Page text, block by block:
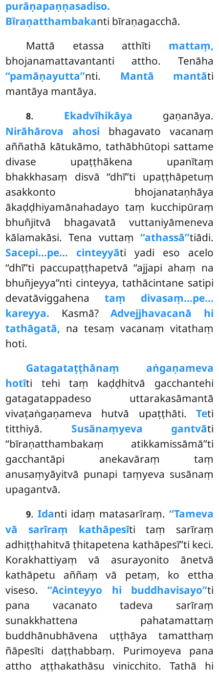
purāṇapaṇṇasadiso.
Bīraṇatthambakanti bīraṇagacchā.
Mattā etassa atthīti mattaṃ,
bhojanamattavantanti attho. Tenāha
‘‘pamāṇayutta’’nti. Mantā mantāti
mantāya mantāya.
8. Ekadvīhikāya gaṇanāya.
Nirāhārova ahosi bhagavato vacanaṃ
aññathā kātukāmo, tathābhūtopi sattame
divase upaṭṭhākena upanītaṃ
bhakkhasaṃ disvā ‘‘dhī’’ti upaṭṭhāpetuṃ
asakkonto bhojanataṇhāya
ākaḍḍhiyamānahadayo taṃ kucchipūraṃ
bhuñjitvā bhagavatā vuttaniyāmeneva
kālamakāsi. Tena vuttaṃ ‘‘athassā’’tiādi.
Sacepi…pe… cinteyyāti yadi eso acelo
‘‘dhī’’ti paccupaṭṭhapetvā ‘‘ajjapi ahaṃ na
bhuñjeyya’’nti cinteyya, tathācintane satipi
devatāviggahena taṃ divasaṃ…pe…
kareyya. Kasmā?Advejjhavacanā hi
tathāgatā, na tesaṃ vacanaṃ vitathaṃ
hoti.
Gatagataṭṭhānaṃ aṅgaṇameva
hotīti tehi taṃ kaḍḍhitvā gacchantehi
gatagatappadeso uttarakasāmantā
vivaṭaṅgaṇameva hutvā upaṭṭhāti. Teti
titthiyā. Susānaṃyeva gantvāti
‘‘bīraṇatthambakaṃ atikkamissāmā’’ti
gacchantāpi anekavāraṃ taṃ
anusaṃyāyitvā punapi taṃyeva susānaṃ
upagantvā.
9. Idanti idaṃ matasarīraṃ. ‘‘Tameva
vā sarīraṃ kathāpesīti taṃ sarīraṃ
adhiṭṭhahitvā ṭhitapetena kathāpesī’’ti keci.
Korakhattiyaṃ vā asurayonito ānetvā
kathāpetu aññaṃ vā petaṃ, ko ettha
viseso.‘‘Acinteyyo hi buddhavisayo’’ti
pana vacanato tadeva sarīraṃ
sunakkhattena pahatamattaṃ
buddhānubhāvena uṭṭhāya tamatthaṃ
ñāpesīti daṭṭhabbaṃ. Purimoyeva pana
attho aṭṭhakathāsu vinicchito. Tathā hi